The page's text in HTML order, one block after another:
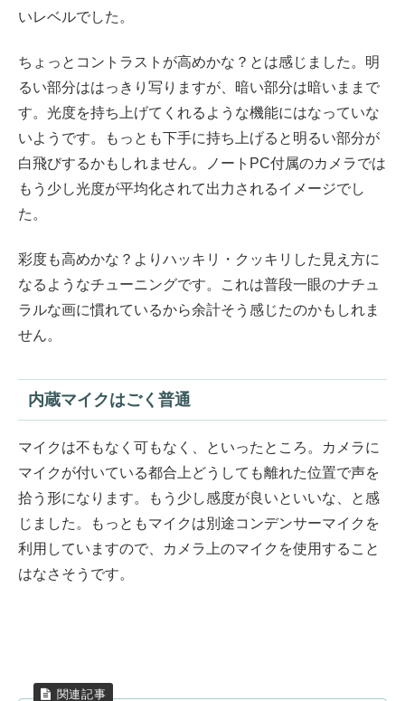
いレベルでした。
ちょっとコントラストが高めかな？とは感じました。明
るい部分ははっきり写りますが、暗い部分は暗いままで
す。光度を持ち上げてくれるような機能にはなっていな
いようです。もっとも下手に持ち上げると明るい部分が
白飛びするかもしれません。ノートPC付属のカメラでは
もう少し光度が平均化されて出力されるイメージでし
た。
彩度も高めかな？よりハッキリ・クッキリした見え方に
なるようなチューニングです。これは普段一眼のナチュ
ラルな画に慣れているから余計そう感じたのかもしれま
せん。
内蔵マイクはごく普通
マイクは不もなく可もなく、といったところ。カメラに
マイクが付いている都合上どうしても離れた位置で声を
拾う形になります。もう少し感度が良いといいな、と感
じました。もっともマイクは別途コンデンサーマイクを
利用していますので、カメラ上のマイクを使用すること
はなさそうです。